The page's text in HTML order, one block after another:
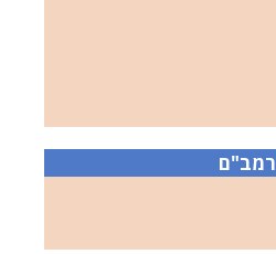
רמב"ם